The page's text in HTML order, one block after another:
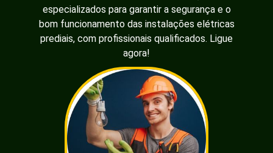
especializados para garantir a segurança e o
bom funcionamento das instalações elétricas
prediais, com profissionais qualificados. Ligue
agora!